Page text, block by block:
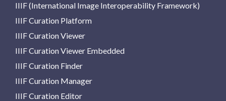
IIIF (International Image Interoperability Framework)
IIIF Curation Platform
IIIF Curation Viewer
IIIF Curation Viewer Embedded
IIIF Curation Finder
IIIF Curation Manager
IIIF Curation Editor